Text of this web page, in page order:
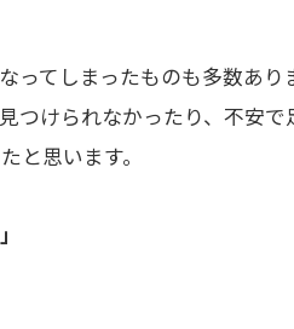
ってしまったものも多数あり
つけられなかったり、不安で
思います。